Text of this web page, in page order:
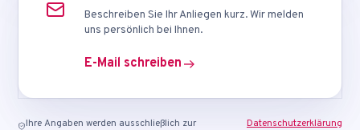
Beschreiben Sie Ihr Anliegen kurz. Wir melden
uns persönlich bei Ihnen.
E-Mail schreiben
Ihre Angaben werden ausschließlich zur
Datenschutzerklärung